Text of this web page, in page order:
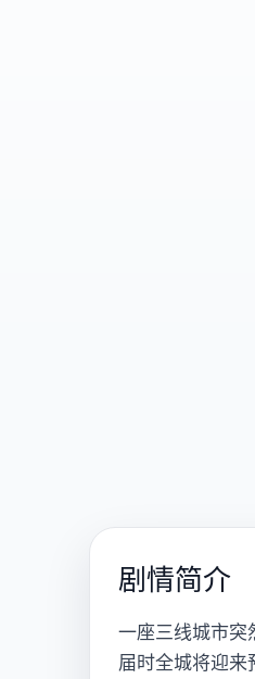
剧情简介
一座三线城市突
届时全城将迎来